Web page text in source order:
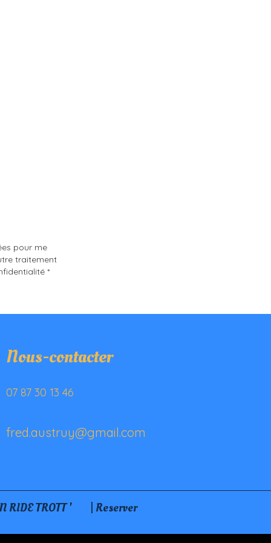
pour me
traitement
*
Nous-contacter
07 87 30 13 46
fred.austruy@gmail.com
RIDE TROTT ' | Reserver